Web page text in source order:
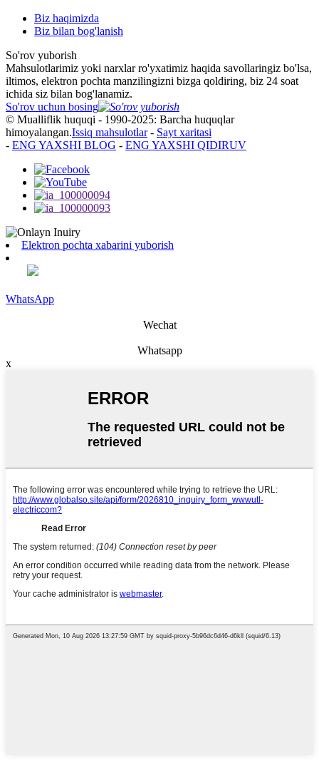
Biz haqimizda
Biz bilan bog'lanish
So'rov yuborish
Mahsulotlarimiz yoki narxlar ro'yxatimiz haqida savollaringiz bo'lsa,
iltimos, elektron pochta manzilingizni bizga qoldiring, biz 24 soat
ichida siz bilan bog'lanamiz.
So'rov uchun bosing
© Mualliflik huquqi - 1990-2025: Barcha huquqlar
himoyalangan.Issiq mahsulotlar- Sayt xaritasi
- ENG YAXSHI BLOG - ENG YAXSHI QIDIRUV
Elektron pochta xabarini yuborish
WhatsApp
Wechat
Whatsapp
x